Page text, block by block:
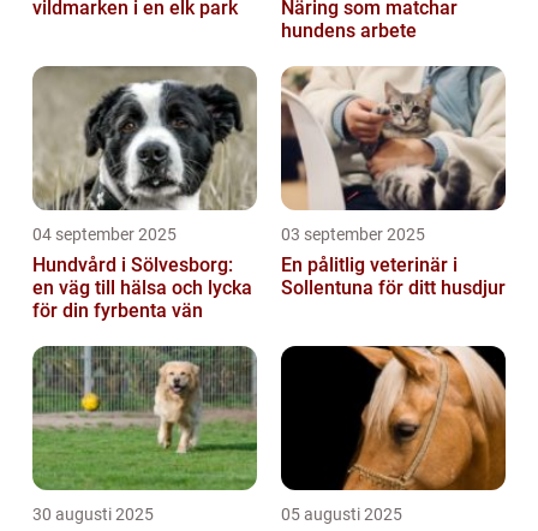
vildmarken i en elk park
Näring som matchar
hundens arbete
04 september 2025
Hundvård i Sölvesborg:
en väg till hälsa och lycka
för din fyrbenta vän
03 september 2025
En pålitlig veterinär i
Sollentuna för ditt husdjur
30 augusti 2025 05 augusti 2025